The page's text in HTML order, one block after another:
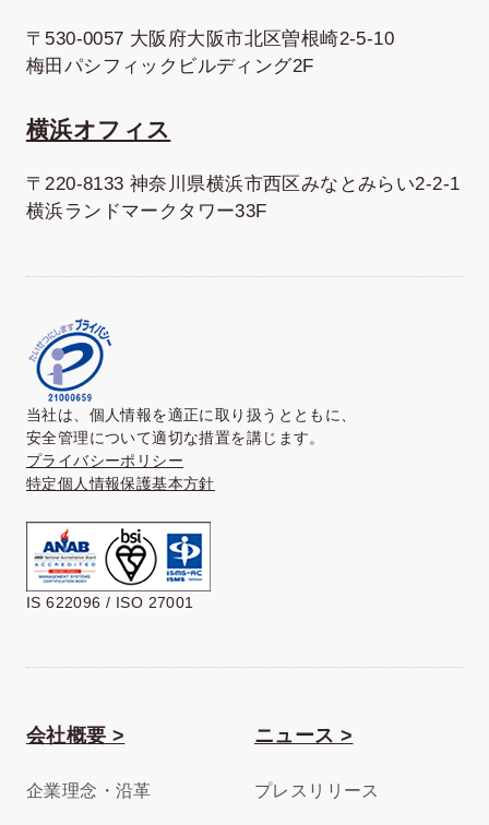
〒530-0057 大阪府大阪市北区曽根崎2-5-10
梅田パシフィックビルディング2F
横浜オフィス
〒220-8133 神奈川県横浜市西区みなとみらい2-2-1
横浜ランドマークタワー33F
当社は、個人情報を適正に取り扱うとともに、
安全管理について適切な措置を講じます。
プライバシーポリシー
特定個人情報保護基本方針
IS 622096 / ISO 27001
会社概要 >
企業理念・沿革
ニュース >
プレスリリース